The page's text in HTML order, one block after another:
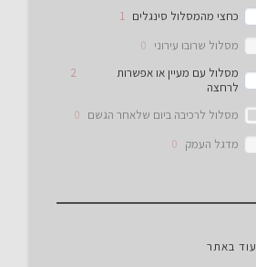
כחצי מהמסלול סינגלים 1
מסלול שרובו עירוני 0
מסלול עם מעיין או אפשרות
לרחצה
2
מסלול לרכיבה ביום שלאחר הגשם 0
מדגל העמק 0
עוד באתר